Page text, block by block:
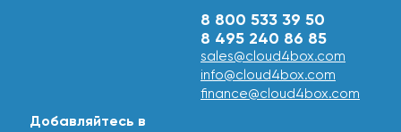
Добавляйтесь в
8 800 533 39 50
8 495 240 86 85
sales@cloud4box.com
info@cloud4box.com
finance@cloud4box.com